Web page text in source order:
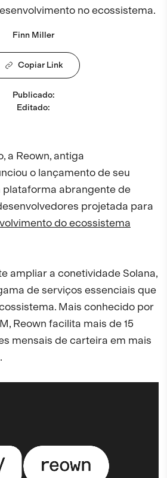
no ecossistema.
Finn Miller
Copiar Link
Publicado:
Editado:
a Reown, antiga
o lançamento de seu
plataforma abrangente de
projetada para
do ecossistema
ampliar a conetividade Solana,
de serviços essenciais que
Mais conhecido por
Reown facilita mais de 15
mensais de carteira em mais